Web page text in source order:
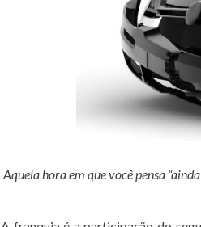
Aquela hora em que você pensa